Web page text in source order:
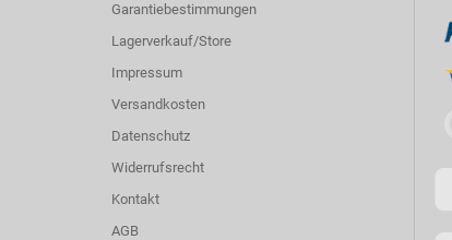
Garantiebestimmungen
Lagerverkauf/Store
Impressum
Versandkosten
Datenschutz
Widerrufsrecht
Kontakt
AGB